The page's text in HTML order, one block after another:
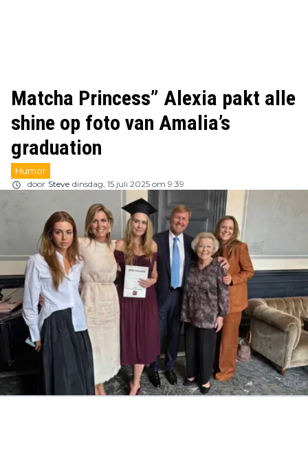
Matcha Princess” Alexia pakt alle
shine op foto van Amalia’s
graduation
Humor
door Steve dinsdag, 15 juli 2025 om 9:39